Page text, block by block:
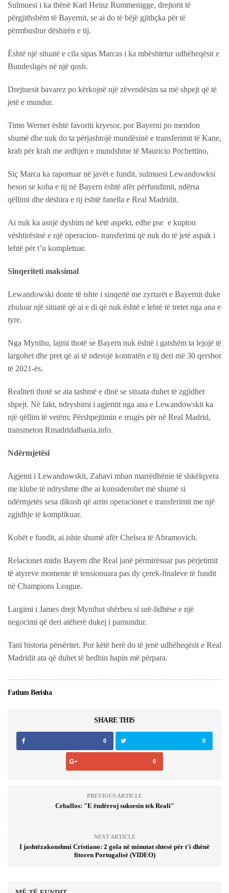
Sulmuesi i ka thënë Karl Heinz Rummenigge, drejtorit të
përgjithshëm të Bayernit, se ai do të bëjë gjithçka për të
përmbushur dëshirën e tij.
Është një situatë e cila sipas Marcas i ka mbështetur udhëheqësit e
Bundesligës në një qosh.
Drejtuesit bavarez po kërkojnë një zëvendësim sa më shpejt që të
jetë e mundur.
Timo Werner është favoriti kryesor, por Bayerni po mendon
shumë dhe nuk do ta përjashtojë mundësinë e transferimit të Kane,
krah për krah me ardhjen e mundshme të Mauricio Pochettino,
Siç Marca ka raportuar në javët e fundit, sulmuesi Lewandowksi
beson se koha e tij në Bayern është afër përfundimit, ndërsa
qëllimi dhe dëshira e tij është fanella e Real Madridit.
Ai nuk ka asnjë dyshim në këtë aspekt, edhe pse e kupton
vështirësinë e një operacion- transferimi që nuk do të jetë aspak i
lehtë për t’u kompletuar.
Sinqeriteti maksimal
Lewandowski donte të ishte i sinqertë me zyrtarët e Bayernit duke
zbuluar një situatë që ai e di që nuk është e lehtë të tretet nga ana e
tyre.
Nga Mynihu, lajmi thotë se Bayern nuk është i gatshëm ta lejojë të
largohet dhe pret që ai të nderojë kontratën e tij deri më 30 qershor
të 2021-ës.
Realiteti thotë se ata tashmë e dinë se situata duhet të zgjidhet
shpejt. Në fakt, ndryshimi i agjentit nga ana e Lewandowskit ka
një qëllim të vetëm; Përshpejtimin e rrugës për në Real Madrid,
transmeton Rmadridalbania.info.
Ndërmjetësi
Agjenti i Lewandowskit, Zahavi mban marrëdhënie të shkëlqyera
me klube të ndryshme dhe ai konsiderohet më shumë si
ndërmjetës sesa dikush që arrin operacionet e transferimit me një
zgjidhje të komplikuar.
Kohët e fundit, ai ishte shumë afër Chelsea të Abramovich.
Relacionet midis Bayern dhe Real janë përmirësuar pas përjetimit
të atyreve momente të tensionuara pas dy çerek-finaleve të fundit
në Champions League.
Largimi i James drejt Mynihut shërbeu si urë-lidhëse e një
negocimi që deri atëherë dukej i pamundur.
Tani historia përsëritet. Por këtë herë do të jenë udhëheqësit e Real
Madridit ata që duhet të hedhin hapin më përpara.
Fatlum Berisha
SHARE THIS
0 0
0
PREVIOUS ARTICLE
Ceballos: "E ëndërroj suksesin tek Reali"
NEXT ARTICLE
I jashtëzakonshmi Cristiano: 2 gola në minutat shtesë për t'i dhënë
fitoren Portugalisë (VIDEO)